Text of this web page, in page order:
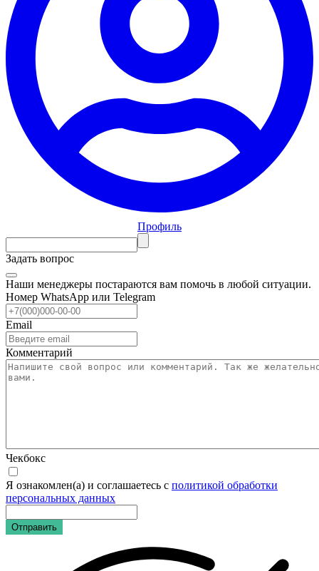
Профиль
Задать вопрос
Наши менеджеры постараются вам помочь в любой ситуации.
Номер WhatsApp или Telegram
Email
Комментарий
Чекбокс
Я ознакомлен(а) и соглашаетесь с политикой обработки
персональных данных
Отправить